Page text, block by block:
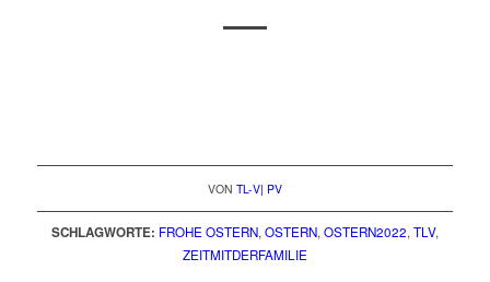
VON TL-V| PV
SCHLAGWORTE: FROHE OSTERN, OSTERN, OSTERN2022, TLV,
ZEITMITDERFAMILIE